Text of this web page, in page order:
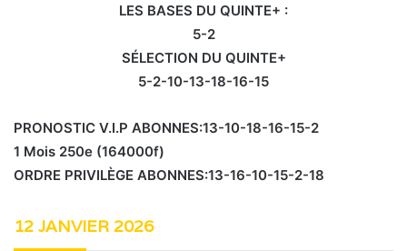
LES BASES DU QUINTE+ :
5-2
SÉLECTION DU QUINTE+
5-2-10-13-18-16-15
PRONOSTIC V.I.P ABONNES:13-10-18-16-15-2
1 Mois 250e (164000f)
ORDRE PRIVILÈGE ABONNES:13-16-10-15-2-18
12 JANVIER 2026